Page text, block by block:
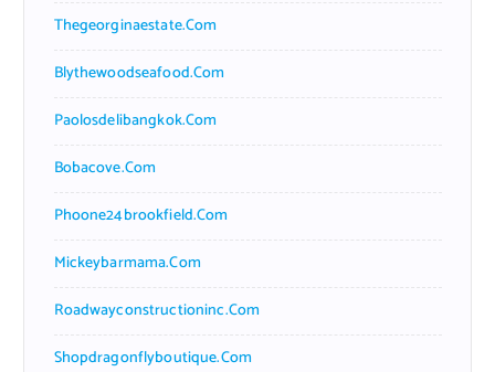
Thegeorginaestate.com
Blythewoodseafood.com
Paolosdelibangkok.com
Bobacove.com
Phoone24brookfield.com
Mickeybarmama.com
Roadwayconstructioninc.com
Shopdragonflyboutique.com